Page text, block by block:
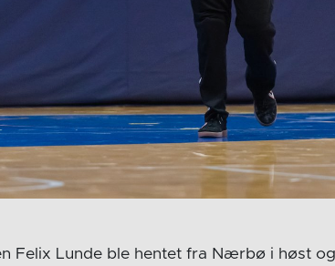
Felix Lunde ble hentet fra Nærbø i høst